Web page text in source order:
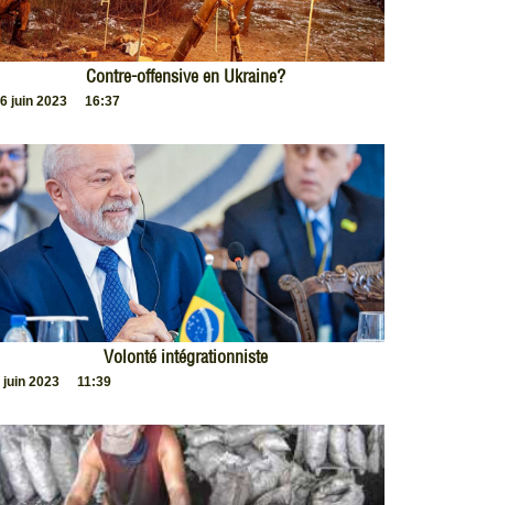
Contre-offensive en Ukraine?
juin 2023 16:37
Volonté intégrationniste
juin 2023 11:39